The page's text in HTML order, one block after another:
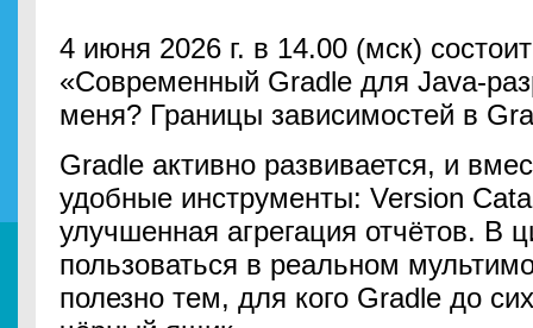
4 июня 2026 г. в 14.00 (мск)
«Современный Gradle для Java-
меня? Границы зависимостей в
Gradle активно развивается, и
удобные инструменты: Version
улучшенная агрегация отчётов. В
пользоваться в реальном
полезно тем, для кого Gradle до